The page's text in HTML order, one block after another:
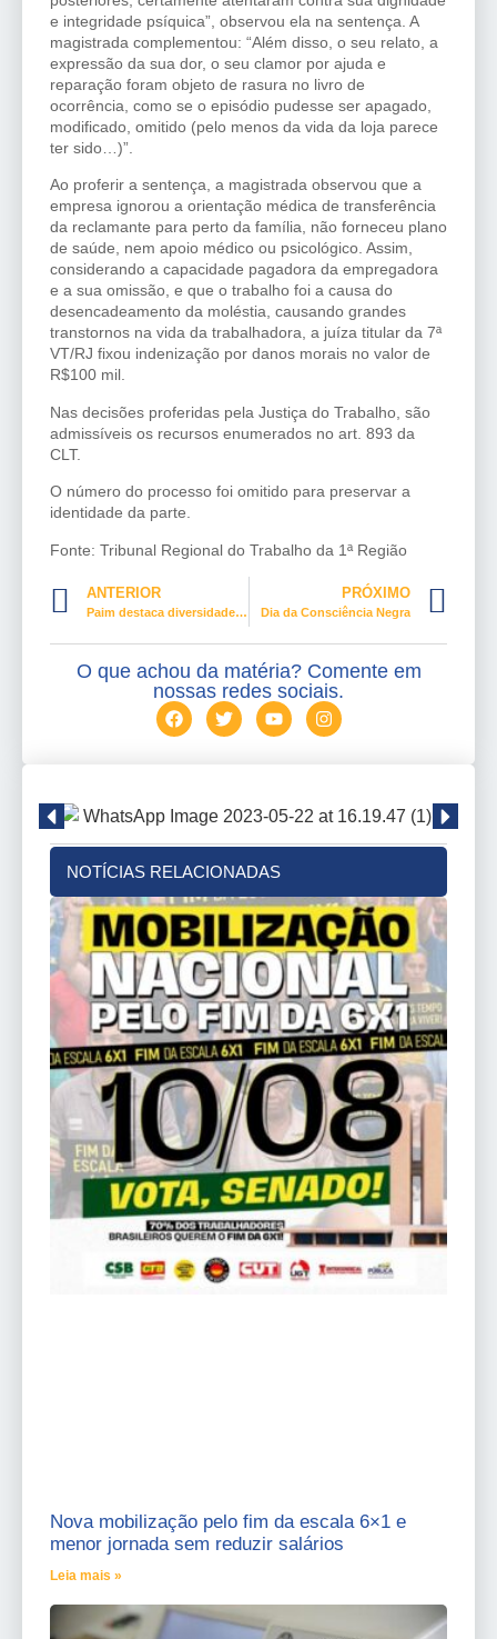
e integridade psíquica”, observou ela na sentença. A
magistrada complementou: “Além disso, o seu relato, a
expressão da sua dor, o seu clamor por ajuda e
reparação foram objeto de rasura no livro de
ocorrência, como se o episódio pudesse ser apagado,
modificado, omitido (pelo menos da vida da loja parece
ter sido…)”.
Ao proferir a sentença, a magistrada observou que a
empresa ignorou a orientação médica de transferência
da reclamante para perto da família, não forneceu plano
de saúde, nem apoio médico ou psicológico. Assim,
considerando a capacidade pagadora da empregadora
e a sua omissão, e que o trabalho foi a causa do
desencadeamento da moléstia, causando grandes
transtornos na vida da trabalhadora, a juíza titular da 7ª
VT/RJ fixou indenização por danos morais no valor de
R$100 mil.
Nas decisões proferidas pela Justiça do Trabalho, são
admissíveis os recursos enumerados no art. 893 da
CLT.
O número do processo foi omitido para preservar a
identidade da parte.
Fonte: Tribunal Regional do Trabalho da 1ª Região
ANTERIOR
Paim destaca diversidade política nas eleições municipais
PRÓXIMO
Dia da Consciência Negra
O que achou da matéria? Comente em
nossas redes sociais.
NOTÍCIAS RELACIONADAS
Nova mobilização pelo fim da escala 6×1 e
menor jornada sem reduzir salários
Leia mais »